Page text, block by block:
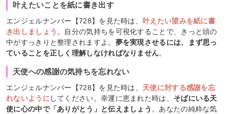
叶えたいことを紙に書き出す
エンジェルナンバー【728】を見た時は、 叶えたい望みを紙に書
き出しましょう 。自分の気持ちを可視化することで、きっと頭の
中がすっきりと整理されますよ。 夢を実現させるには、まず思っ
ていることを正しく理解しなければなりません。
天使への感謝の気持ちを忘れない
エンジェルナンバー【728】を見た時は、 天使に対する感謝を忘
れないようにしてください。幸運に恵まれた時は、 そばにいる天
使に心の中で「ありがとう」と伝えましょう 。あなたの純粋な気